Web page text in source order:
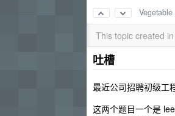
Vegetable
This topic created
吐槽
最近公司招聘初级工
这两个题目一个是